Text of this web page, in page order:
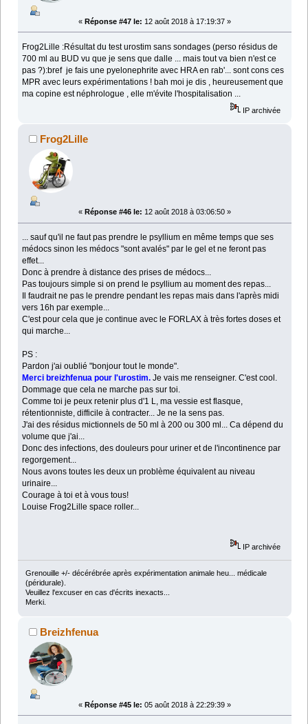
« Réponse #47 le: 12 août 2018 à 17:19:37 »
Frog2Lille :Résultat du test urostim sans sondages (perso résidus de
700 ml au BUD vu que je sens que dalle ... mais tout va bien n'est ce
pas ?):bref je fais une pyelonephrite avec HRA en rab'... sont cons ces
MPR avec leurs expérimentations ! bah moi je dis , heureusement que
ma copine est néphrologue , elle m'évite l'hospitalisation ...
IP archivée
Frog2Lille
« Réponse #46 le: 12 août 2018 à 03:06:50 »
... sauf qu'il ne faut pas prendre le psyllium en même temps que ses
médocs sinon les médocs "sont avalés" par le gel et ne feront pas
effet...
Donc à prendre à distance des prises de médocs...
Pas toujours simple si on prend le psyllium au moment des repas...
Il faudrait ne pas le prendre pendant les repas mais dans l'après midi
vers 16h par exemple...
C'est pour cela que je continue avec le FORLAX à très fortes doses et
qui marche...
PS :
Pardon j'ai oublié "bonjour tout le monde".
Merci breizhfenua pour l'urostim.Je vais me renseigner. C'est cool.
Dommage que cela ne marche pas sur toi.
Comme toi je peux retenir plus d'1 L, ma vessie est flasque,
rétentionniste, difficile à contracter... Je ne la sens pas.
J'ai des résidus mictionnels de 50 ml à 200 ou 300 ml... Ca dépend du
volume que j'ai...
Donc des infections, des douleurs pour uriner et de l'incontinence par
regorgement...
Nous avons toutes les deux un problème équivalent au niveau
urinaire...
Courage à toi et à vous tous!
Louise Frog2Lille space roller...
IP archivée
Grenouille +/- décérébrée après expérimentation animale heu... médicale
(péridurale).
Veuillez l'excuser en cas d'écrits inexacts...
Merki.
Breizhfenua
« Réponse #45 le: 05 août 2018 à 22:29:39 »